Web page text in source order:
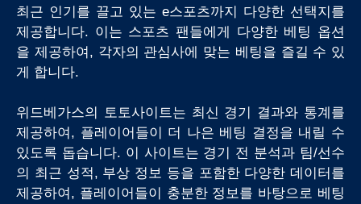
최근 인기를 끌고 있는 e스포츠까지 다양한 선택지를
제공합니다. 이는 스포츠 팬들에게 다양한 베팅 옵션
을 제공하여, 각자의 관심사에 맞는 베팅을 즐길 수 있
게 합니다.
위드베가스의 토토사이트는 최신 경기 결과와 통계를
제공하여, 플레이어들이 더 나은 베팅 결정을 내릴 수
있도록 돕습니다. 이 사이트는 경기 전 분석과 팀/선수
의 최근 성적, 부상 정보 등을 포함한 다양한 데이터를
제공하여, 플레이어들이 충분한 정보를 바탕으로 베팅